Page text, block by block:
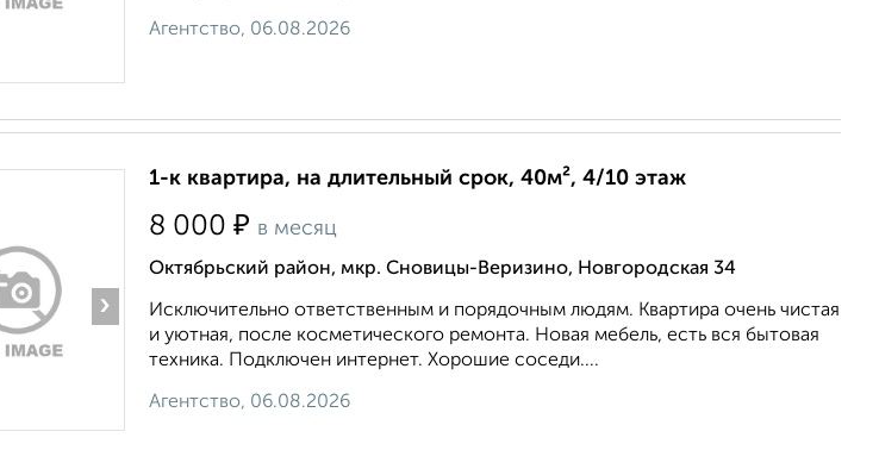
Агентство, 06.08.2026
›
1-к квартира, на длительный срок, 40м², 4/10 этаж
8 000 ₽ в месяц
Октябрьский район, мкр. Сновицы-Веризино, Новгородская 34
Исключительно ответственным и порядочным людям. Квартира очень чистая
и уютная, после косметического ремонта. Новая мебель, есть вся бытовая
техника. Подключен интернет. Хорошие соседи....
Агентство, 06.08.2026